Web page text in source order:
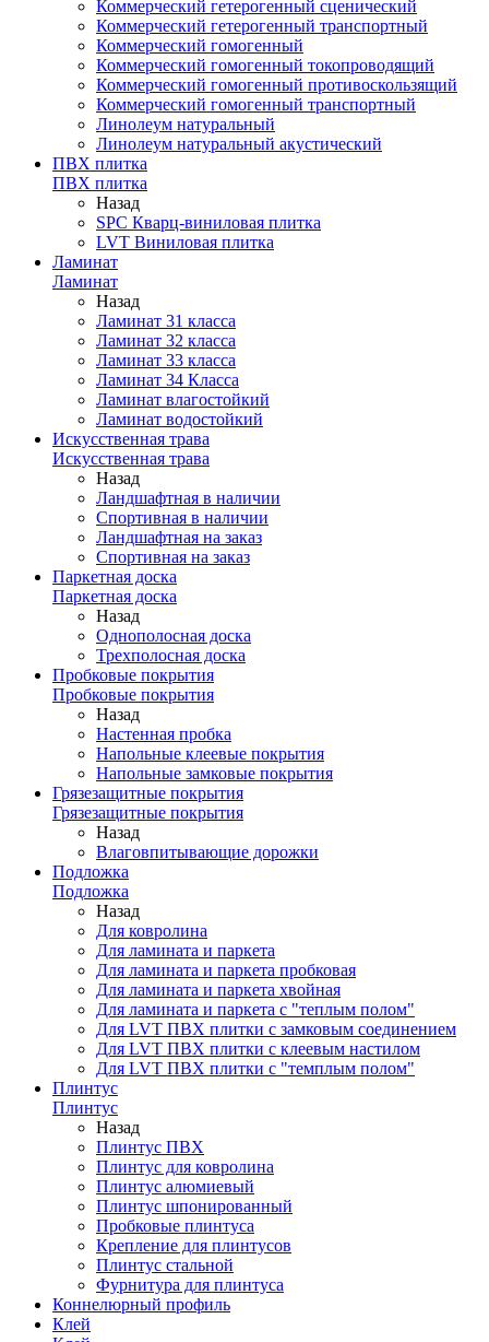
Коммерческий гетерогенный сценический
Коммерческий гетерогенный транспортный
Коммерческий гомогенный
Коммерческий гомогенный токопроводящий
Коммерческий гомогенный противоскользящий
Коммерческий гомогенный транспортный
Линолеум натуральный
Линолеум натуральный акустический
ПВХ плитка
ПВХ плитка
Назад
SPC Кварц-виниловая плитка
LVT Виниловая плитка
Ламинат
Ламинат
Назад
Ламинат 31 класса
Ламинат 32 класса
Ламинат 33 класса
Ламинат 34 Класса
Ламинат влагостойкий
Ламинат водостойкий
Искусственная трава
Искусственная трава
Назад
Ландшафтная в наличии
Спортивная в наличии
Ландшафтная на заказ
Спортивная на заказ
Паркетная доска
Паркетная доска
Назад
Однополосная доска
Трехполосная доска
Пробковые покрытия
Пробковые покрытия
Назад
Настенная пробка
Напольные клеевые покрытия
Напольные замковые покрытия
Грязезащитные покрытия
Грязезащитные покрытия
Назад
Влаговпитывающие дорожки
Подложка
Подложка
Назад
Для ковролина
Для ламината и паркета
Для ламината и паркета пробковая
Для ламината и паркета хвойная
Для ламината и паркета с "теплым полом"
Для LVT ПВХ плитки с замковым соединением
Для LVT ПВХ плитки с клеевым настилом
Для LVT ПВХ плитки с "темплым полом"
Плинтус
Плинтус
Назад
Плинтус ПВХ
Плинтус для ковролина
Плинтус алюмиевый
Плинтус шпонированный
Пробковые плинтуса
Крепление для плинтусов
Плинтус стальной
Фурнитура для плинтуса
Коннелюрный профиль
Клей